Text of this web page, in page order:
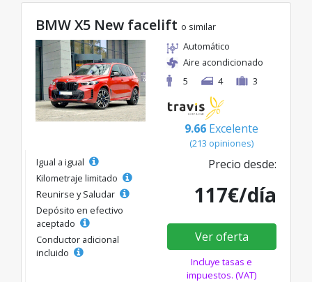
el modelo ideal de la categoría seleccionada, con
tarifas excelentes desde solo 26€/día.
BMW X5 New facelift o similar
Automático
Aire acondicionado
5
4 3
9.66 Excelente
(213 opiniones)
Igual a igual
Kilometraje limitado
Reunirse y Saludar
Depósito en efectivo
aceptado
Conductor adicional
incluido
Precio desde:
117€/día
Ver oferta
Incluye tasas e
impuestos. (VAT)